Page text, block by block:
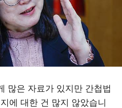
많은 자료가 있지만 간첩법
에 대한 건 많지 않았습니